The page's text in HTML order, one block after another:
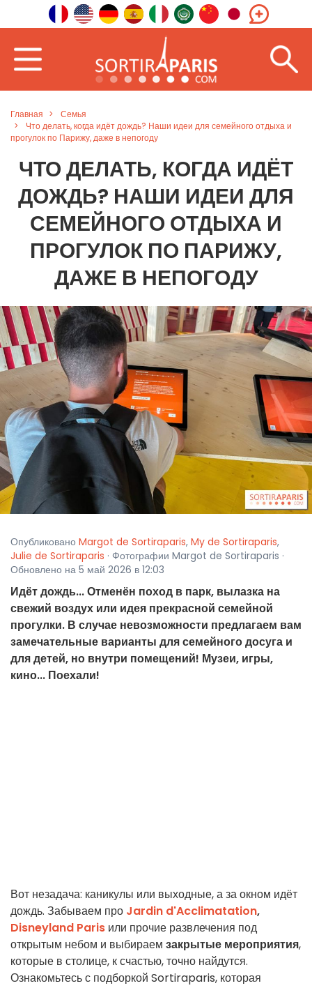
Главная
Семья
Что делать, когда идёт дождь? Наши идеи для семейного отдыха и
прогулок по Парижу, даже в непогоду
ЧТО ДЕЛАТЬ, КОГДА ИДЁТ
ДОЖДЬ? НАШИ ИДЕИ ДЛЯ
СЕМЕЙНОГО ОТДЫХА И
ПРОГУЛОК ПО ПАРИЖУ,
ДАЖЕ В НЕПОГОДУ
Опубликовано Margot de Sortiraparis, My de Sortiraparis,
Julie de Sortiraparis · Фотографии Margot de Sortiraparis ·
Обновлено на 5 май 2026 в 12:03
Идёт дождь... Отменён поход в парк, вылазка на
свежий воздух или идея прекрасной семейной
прогулки. В случае невозможности предлагаем вам
замечательные варианты для семейного досуга и
для детей, но внутри помещений! Музеи, игры,
кино... Поехали!
Вот незадача: каникулы или выходные, а за окном идёт
дождь. Забываем про Jardin d'Acclimatation,
Disneyland Paris или прочие развлечения под
открытым небом и выбираем закрытые мероприятия,
которые в столице, к счастью, точно найдутся.
Ознакомьтесь с подборкой Sortiraparis, которая